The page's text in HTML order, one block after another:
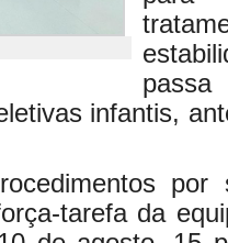
infantis,
por
tarefa da